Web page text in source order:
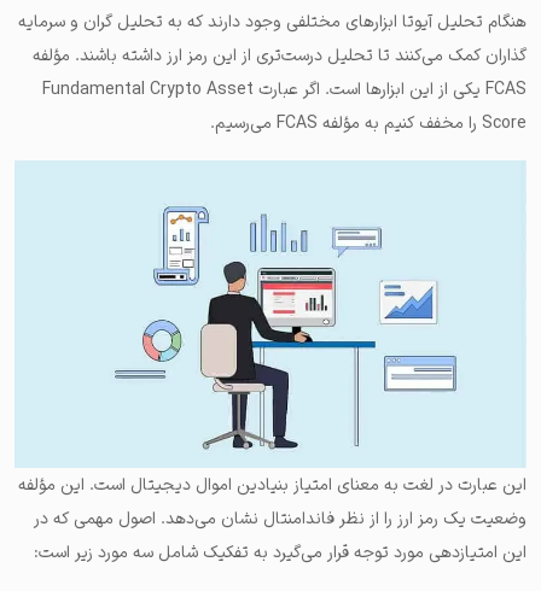
هنگام تحلیل آیوتا ابزارهای مختلفی وجود دارند که به تحلیل گران و سرمایه
گذاران کمک می‌کنند تا تحلیل درست‌تری از این رمز ارز داشته باشند. مؤلفه
FCAS یکی از این ابزارها است. اگر عبارت Fundamental Crypto Asset
Score را مخفف کنیم به مؤلفه FCAS می‌رسیم.
این عبارت در لغت به معنای امتیاز بنیادین اموال دیجیتال است. این مؤلفه
وضعیت یک رمز ارز را از نظر فاندامنتال نشان می‌دهد. اصول مهمی که در
این امتیازدهی مورد توجه قرار می‌گیرد به تفکیک شامل سه مورد زیر است: